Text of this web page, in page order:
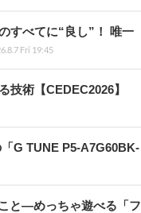
すべてに“良し”！ 唯一
Fri 19:45
術【CEDEC2026】
G TUNE P5-A7G60BK-
と―めっちゃ遊べる「フ